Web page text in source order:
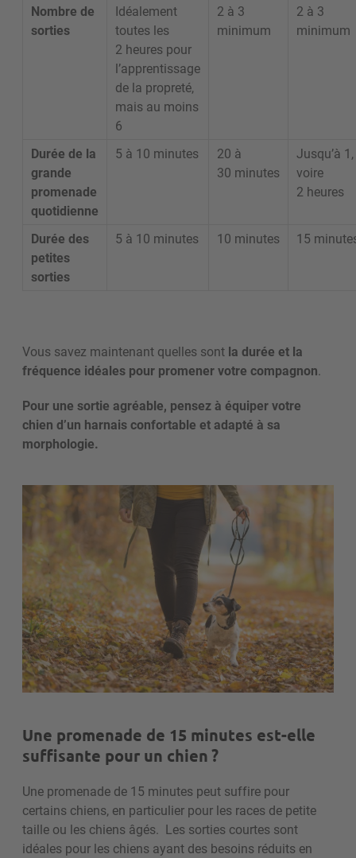
Nombre de
sorties
Idéalement
toutes les
2 heures pour
l’apprentissage
de la propreté,
mais au moins
6
2 à 3
minimum
2 à 3
minimum
Durée de la
grande
promenade
quotidienne
5 à 10 minutes
20 à
30 minutes
Jusqu’à 1,
voire
2 heures
Durée des
petites
sorties
5 à 10 minutes 10 minutes 15
Vous savez maintenant quelles sont la durée et la
fréquence idéales pour promener votre compagnon.
Pour une sortie agréable, pensez à équiper votre
chien d’un harnais confortable et adapté à sa
morphologie.
Une promenade de 15 minutes est-elle
suffisante pour un chien ?
Une promenade de 15 minutes peut suffire pour
certains chiens, en particulier pour les races de petite
taille ou les chiens âgés. Les sorties courtes sont
idéales pour les chiens ayant des besoins réduits en